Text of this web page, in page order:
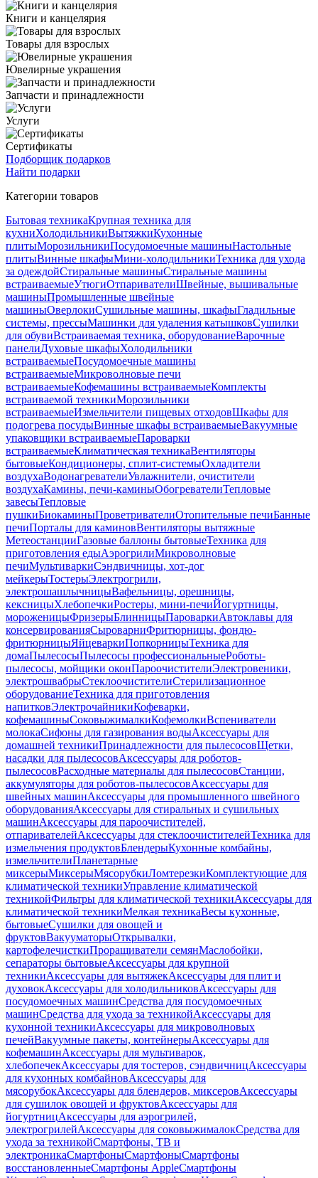
Книги и канцелярия
Товары для взрослых
Ювелирные украшения
Запчасти и принадлежности
Услуги
Сертификаты
Подборщик подарков
Найти подарки
Категории товаров
Бытовая техникаКрупная техника для
кухниХолодильникиВытяжкиКухонные
плитыМорозильникиПосудомоечные машиныНастольные
плитыВинные шкафыМини-холодильникиТехника для ухода
за одеждойСтиральные машиныСтиральные машины
встраиваемыеУтюгиОтпаривателиШвейные, вышивальные
машиныПромышленные швейные
машиныОверлокиСушильные машины, шкафыГладильные
системы, прессыМашинки для удаления катышковСушилки
для обувиВстраиваемая техника, оборудованиеВарочные
панелиДуховые шкафыХолодильники
встраиваемыеПосудомоечные машины
встраиваемыеМикроволновые печи
встраиваемыеКофемашины встраиваемыеКомплекты
встраиваемой техникиМорозильники
встраиваемыеИзмельчители пищевых отходовШкафы для
подогрева посудыВинные шкафы встраиваемыеВакуумные
упаковщики встраиваемыеПароварки
встраиваемыеКлиматическая техникаВентиляторы
бытовыеКондиционеры, сплит-системыОхладители
воздухаВодонагревателиУвлажнители, очистители
воздухаКамины, печи-каминыОбогревателиТепловые
завесыТепловые
пушкиБиокаминыПроветривателиОтопительные печиБанные
печиПорталы для каминовВентиляторы вытяжные
МетеостанцииГазовые баллоны бытовыеТехника для
приготовления едыАэрогрилиМикроволновые
печиМультиваркиСэндвичницы, хот-дог
мейкерыТостерыЭлектрогрили,
электрошашлычницыВафельницы, орешницы,
кексницыХлебопечкиРостеры, мини-печиЙогуртницы,
мороженицыФризерыБлинницыПароваркиАвтоклавы для
консервированияСыроварниФритюрницы, фондю-
фритюрницыЯйцеваркиПопкорницыТехника для
домаПылесосыПылесосы профессиональныеРоботы-
пылесосы, мойщики оконПароочистителиЭлектровеники,
электрошвабрыСтеклоочистителиСтерилизационное
оборудованиеТехника для приготовления
напитковЭлектрочайникиКофеварки,
кофемашиныСоковыжималкиКофемолкиВспениватели
молокаСифоны для газирования водыАксессуары для
домашней техникиПринадлежности для пылесосовЩетки,
насадки для пылесосовАксессуары для роботов-
пылесосовРасходные материалы для пылесосовСтанции,
аккумуляторы для роботов-пылесосовАксессуары для
швейных машинАксессуары для промышленного швейного
оборудованияАксессуары для стиральных и сушильных
машинАксессуары для пароочистителей,
отпаривателейАксессуары для стеклоочистителейТехника для
измельчения продуктовБлендерыКухонные комбайны,
измельчителиПланетарные
миксерыМиксерыМясорубкиЛомтерезкиКомплектующие для
климатической техникиУправление климатической
техникойФильтры для климатической техникиАксессуары для
климатической техникиМелкая техникаВесы кухонные,
бытовыеСушилки для овощей и
фруктовВакууматорыОткрывалки,
картофелечисткиПроращиватели семянМаслобойки,
сепараторы бытовыеАксессуары для крупной
техникиАксессуары для вытяжекАксессуары для плит и
духовокАксессуары для холодильниковАксессуары для
посудомоечных машинСредства для посудомоечных
машинСредства для ухода за техникойАксессуары для
кухонной техникиАксессуары для микроволновых
печейВакуумные пакеты, контейнерыАксессуары для
кофемашинАксессуары для мультиварок,
хлебопечекАксессуары для тостеров, сэндвичницАксессуары
для кухонных комбайновАксессуары для
мясорубокАксессуары для блендеров, миксеровАксессуары
для сушилок овощей и фруктовАксессуары для
йогуртницАксессуары для аэрогрилей,
электрогрилейАксессуары для соковыжималокСредства для
ухода за техникойСмартфоны, ТВ и
электроникаСмартфоныСмартфоныСмартфоны
восстановленныеСмартфоны AppleСмартфоны